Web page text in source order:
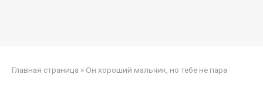
Главная страница » Он хороший мальчик, но тебе не пара